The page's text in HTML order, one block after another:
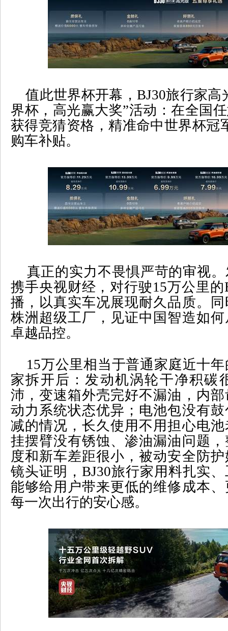
值此世界杯开幕， BJ30旅行家高
界杯，高光赢大奖”活动：在全国
获得竞猜资格，精准命中世界杯冠
购车补贴。
真正的实力不畏惧严苛的审视。
携手央视财经，对行驶15万公里的
播，以真实车况展现耐久品质。
株洲超级工厂，见证中国智造如
卓越品控。
15万公里相当于普通家庭近十
家拆开后：发动机涡轮干净积碳
沛，变速箱外壳完好不漏油，内
动力系统状态优异；电池包没有
减的情况，长久使用不用担心电
挂摆臂没有锈蚀、渗油漏油问题
度和新车差距很小，被动安全防
镜头证明， BJ30旅行家用料扎实
能够给用户带来更低的维修成本
每一次出行的安心感。